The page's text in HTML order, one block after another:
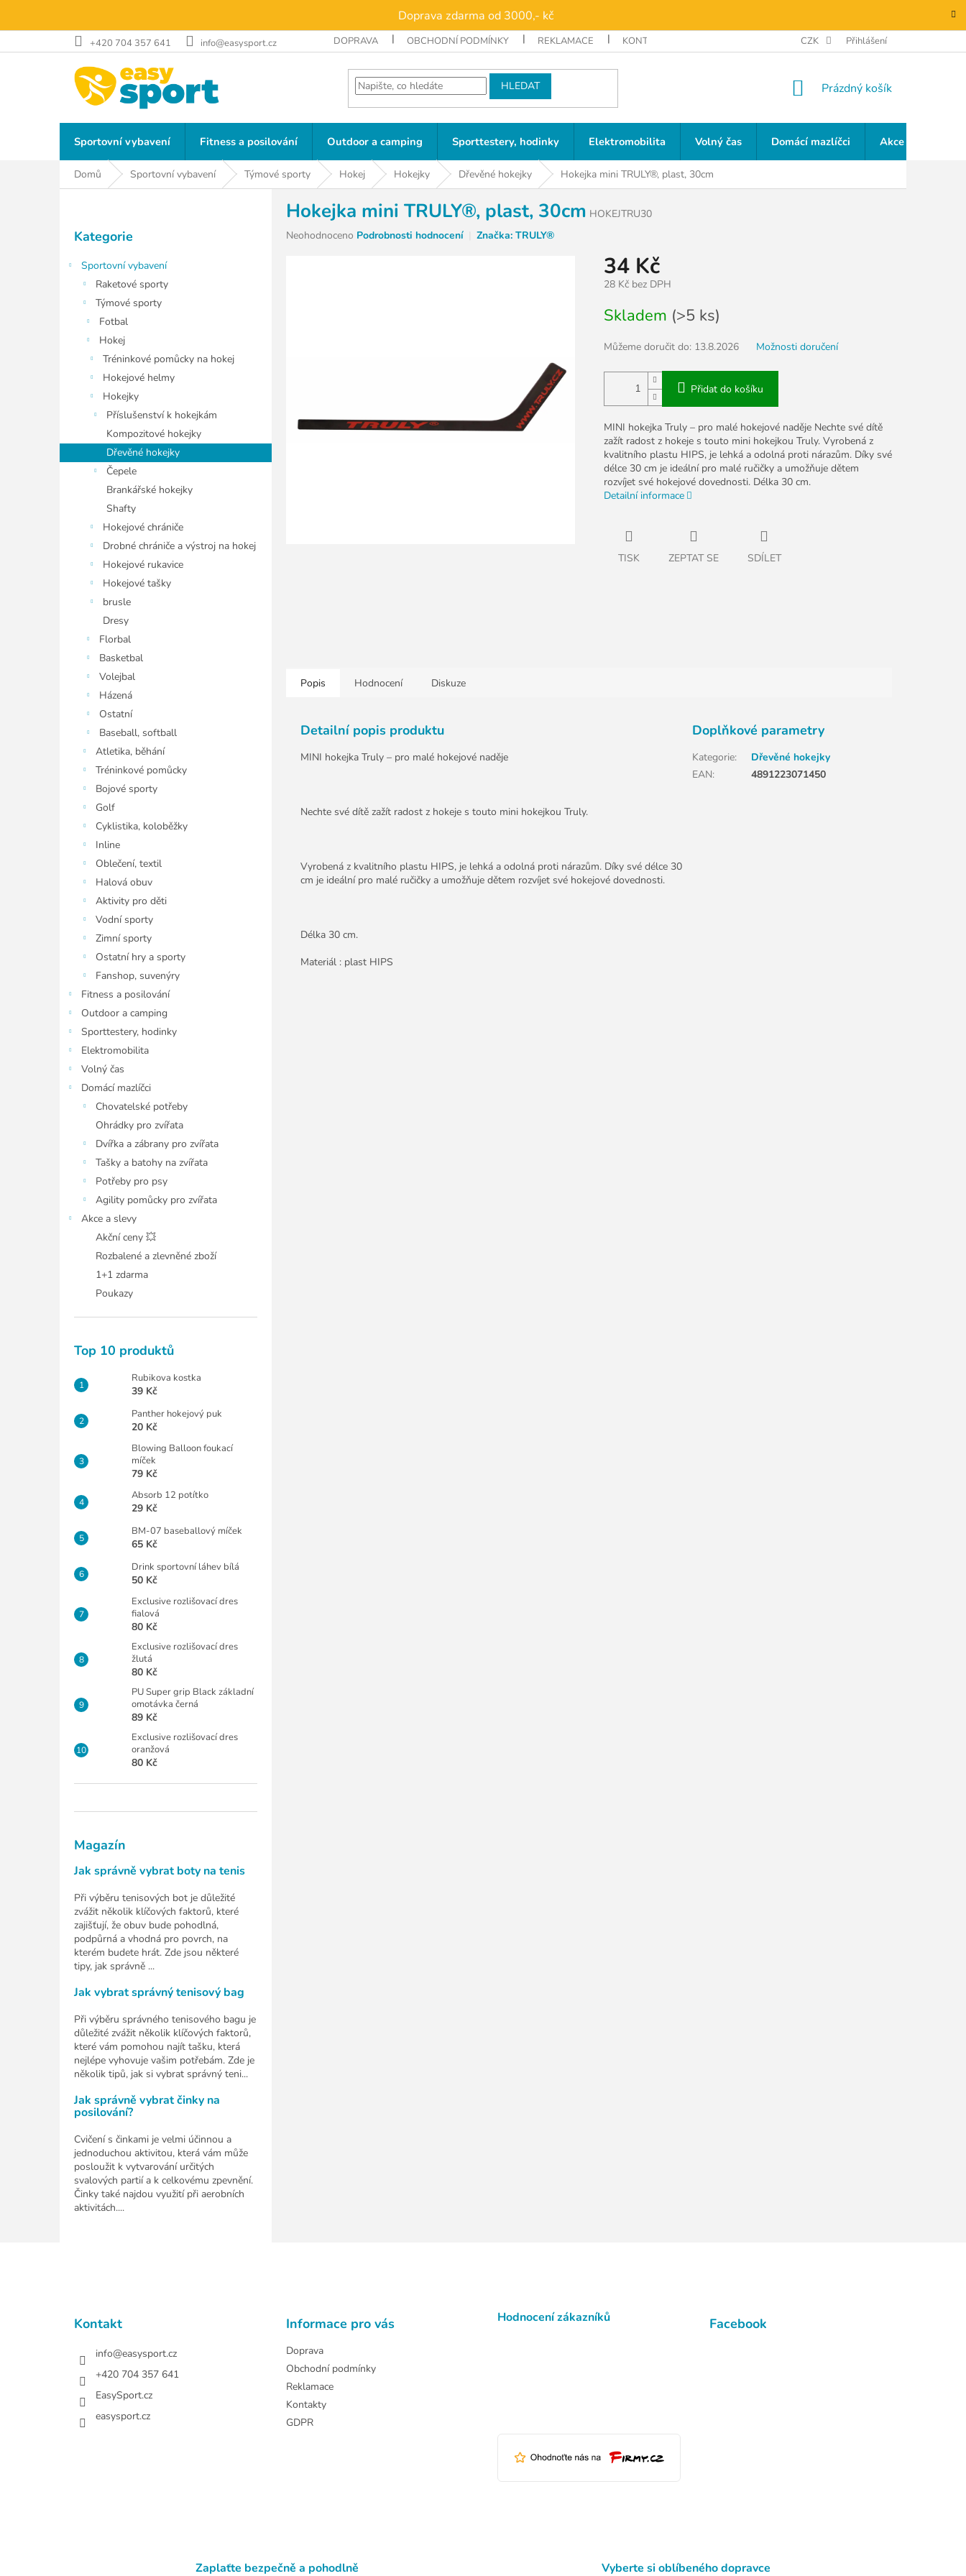
obsah
Doprava zdarma od 3000,- kč
+420 704 357 641 info@easysport.cz DOPRAVA OBCHODNÍ PODMÍNKY REKLAMACE KONTAKTY CZK Přihlášení
HLEDAT
NÁKUPNÍ
Prázdný košík
Sportovní vybavení Fitness a posilování Outdoor a camping Sporttestery, hodinky Elektromobilita Volný čas Domácí mazlíčci Akce a slevy
Domů Sportovní vybavení Týmové sporty Hokej Hokejky Dřevěné hokejky Hokejka mini TRULY®, plast, 30cm
P
kategorie
Kategorie
Sportovní vybavení
Raketové sporty
Týmové sporty
Fotbal
Hokej
Tréninkové pomůcky na hokej
Hokejové helmy
Hokejky
Příslušenství k hokejkám
Kompozitové hokejky
Dřevěné hokejky
Čepele
Brankářské hokejky
Shafty
Hokejové chrániče
Drobné chrániče a výstroj na hokej
Hokejové rukavice
Hokejové tašky
brusle
Dresy
Florbal
Basketbal
Volejbal
Házená
Ostatní
Baseball, softball
Atletika, běhání
Tréninkové pomůcky
Bojové sporty
Golf
Cyklistika, koloběžky
Inline
Oblečení, textil
Halová obuv
Aktivity pro děti
Vodní sporty
Zimní sporty
Ostatní hry a sporty
Fanshop, suvenýry
Fitness a posilování
Outdoor a camping
Sporttestery, hodinky
Elektromobilita
Volný čas
Domácí mazlíčci
Chovatelské potřeby
Ohrádky pro zvířata
Dvířka a zábrany pro zvířata
Tašky a batohy na zvířata
Potřeby pro psy
Agility pomůcky pro zvířata
Akce a slevy
Akční ceny 💥
Rozbalené a zlevněné zboží
1+1 zdarma
Poukazy
Top 10 produktů
Rubikova kostka
39 Kč
Panther hokejový puk
20 Kč
Blowing Balloon foukací
míček
79 Kč
Absorb 12 potítko
29 Kč
BM-07 baseballový míček
65 Kč
Drink sportovní láhev bílá
50 Kč
Exclusive rozlišovací dres
fialová
80 Kč
Exclusive rozlišovací dres
žlutá
80 Kč
PU Super grip Black základní
omotávka černá
89 Kč
Exclusive rozlišovací dres
oranžová
80 Kč
Magazín
Jak správně vybrat boty na tenis
Při výběru tenisových bot je důležité
zvážit několik klíčových faktorů, které
zajišťují, že obuv bude pohodlná,
podpůrná a vhodná pro povrch, na
kterém budete hrát. Zde jsou některé
tipy, jak správně ...
Jak vybrat správný tenisový bag
Při výběru správného tenisového bagu je
důležité zvážit několik klíčových faktorů,
které vám pomohou najít tašku, která
nejlépe vyhovuje vašim potřebám. Zde je
několik tipů, jak si vybrat správný teni...
Jak správně vybrat činky na
posilování?
Cvičení s činkami je velmi účinnou a
jednoduchou aktivitou, která vám může
posloužit k vytvarování určitých
svalových partií a k celkovému zpevnění.
Činky také najdou využití při aerobních
aktivitách....
Hokejka mini TRULY®, plast, 30cm HOKEJTRU30
Průměrné
Neohodnoceno Podrobnosti hodnocení Značka: TRULY®
34 Kč
28 Kč bez DPH
cena:
Skladem (>5 ks)
Můžeme doručit do: 13.8.2026 Možnosti doručení
Přidat do košíku
MINI hokejka Truly – pro malé hokejové naděje Nechte své dítě
zažít radost z hokeje s touto mini hokejkou Truly. Vyrobená z
kvalitního plastu HIPS, je lehká a odolná proti nárazům. Díky své
délce 30 cm je ideální pro malé ručičky a umožňuje dětem
rozvíjet své hokejové dovednosti. Délka 30 cm.
Detailní informace
TISK ZEPTAT SE SDÍLET
Popis Hodnocení Diskuze
Detailní popis produktu
MINI hokejka Truly – pro malé hokejové naděje
Nechte své dítě zažít radost z hokeje s touto mini hokejkou Truly.
Vyrobená z kvalitního plastu HIPS, je lehká a odolná proti nárazům. Díky své délce 30
cm je ideální pro malé ručičky a umožňuje dětem rozvíjet své hokejové dovednosti.
Délka 30 cm.
Materiál : plast HIPS
Doplňkové parametry
Kategorie:
Dřevěné hokejky
EAN: 4891223071450
Kontakt
info@easysport.cz
+420 704 357 641
EasySport.cz
easysport.cz
Informace pro vás
Doprava
Obchodní podmínky
Reklamace
Kontakty
GDPR
Hodnocení zákazníků Facebook
Zaplaťte bezpečně a pohodlně Vyberte si oblíbeného dopravce